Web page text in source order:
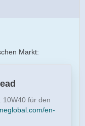
Markt:
10W40 für den
en-